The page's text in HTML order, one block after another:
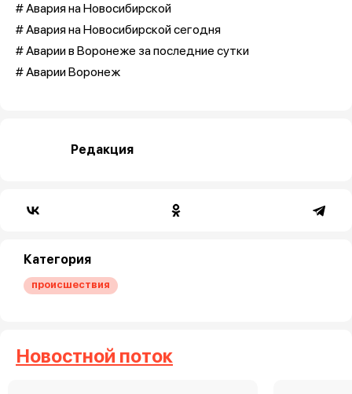
# Авария на Новосибирской
# Авария на Новосибирской сегодня
# Аварии в Воронеже за последние сутки
# Аварии Воронеж
Редакция
Категория
происшествия
Новостной поток